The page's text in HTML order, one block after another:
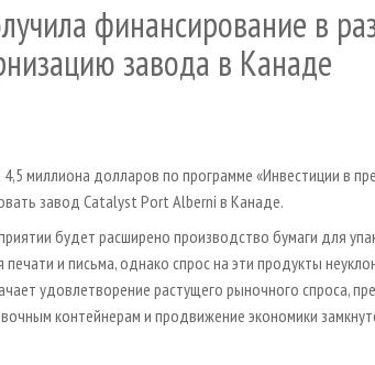
финансирование в
завода в Канаде
миллиона долларов по программе «Инвестиции в
завод Catalyst Port Alberni в Канаде.
будет расширено производство бумаги для
и письма, однако спрос на эти продукты
удовлетворение растущего рыночного спроса,
контейнерам и продвижение экономики